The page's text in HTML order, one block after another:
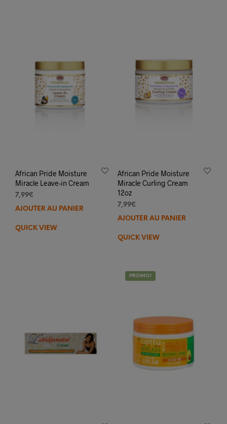
African Pride Moisture
Miracle Leave-in Cream
7,99€
AJOUTER AU PANIER
QUICK VIEW
African Pride Moisture
Miracle Curling Cream
12oz
7,99€
AJOUTER AU PANIER
QUICK VIEW
PROMO!